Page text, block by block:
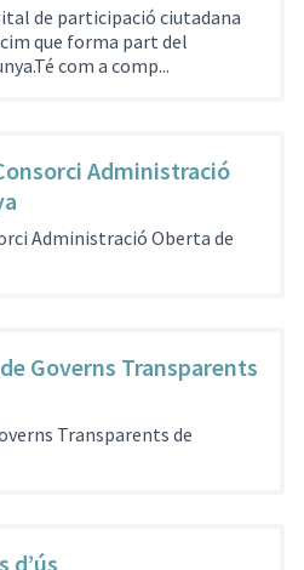
de participació ciutadana
que forma part del
com a comp...
Administració
Administració Oberta de
Governs Transparents
Transparents de
d’ús